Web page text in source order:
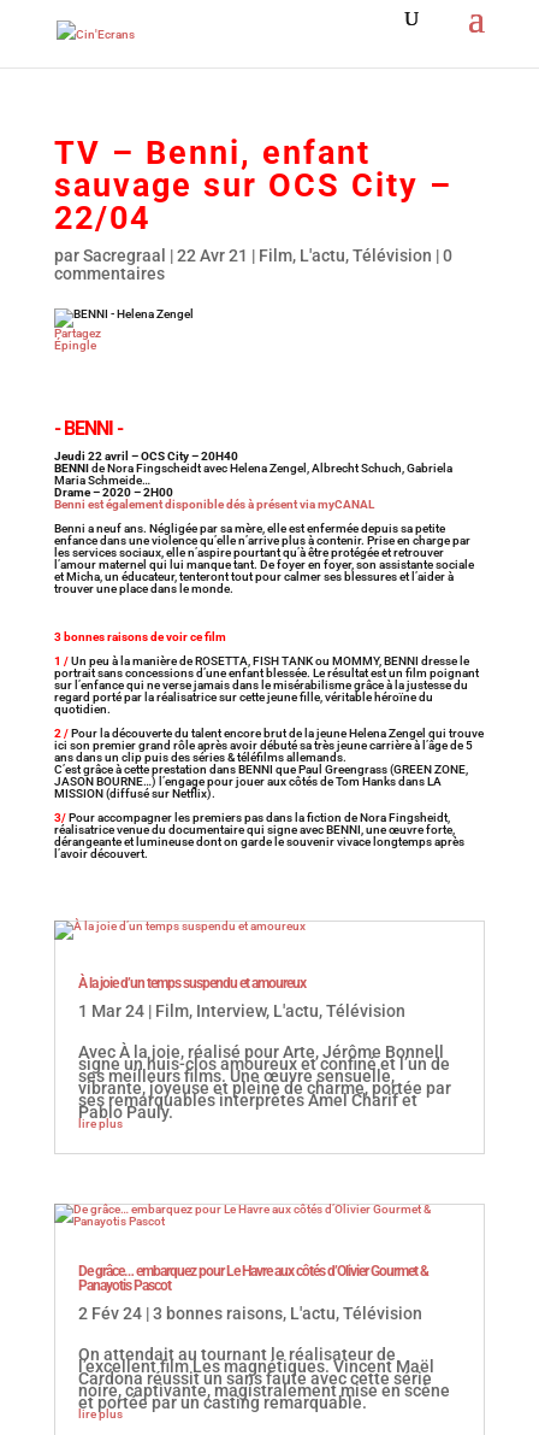
TV – Benni, enfant
sauvage sur OCS City –
22/04
parSacregraal |22 Avr 21 | Film, L'actu,Télévision |0
commentaires
Partagez
Épingle
- BENNI -
Jeudi 22 avril – OCS City – 20H40
BENNIde Nora Fingscheidt avec Helena Zengel, Albrecht Schuch, Gabriela
Maria Schmeide…
Drame – 2020 – 2H00
Benni est également disponible dés à présent via myCANAL
Benni a neuf ans. Négligée par sa mère, elle est enfermée depuis sa petite
enfance dans une violence qu’elle n’arrive plus à contenir. Prise en charge par
les services sociaux, elle n’aspire pourtant qu’à être protégée et retrouver
l’amour maternel qui lui manque tant. De foyer en foyer, son assistante sociale
et Micha, un éducateur, tenteront tout pour calmer ses blessures et l’aider à
trouver une place dans le monde.
3 bonnes raisons de voir ce film
1 /Un peu à la manière de ROSETTA, FISH TANK ou MOMMY, BENNI dresse le
portrait sans concessions d’une enfant blessée. Le résultat est un film poignant
sur l’enfance qui ne verse jamais dans le misérabilisme grâce à la justesse du
regard porté par la réalisatrice sur cette jeune fille, véritable héroïne du
quotidien.
2 /Pour la découverte du talent encore brut de la jeune Helena Zengel qui trouve
ici son premier grand rôle après avoir débuté sa très jeune carrière à l’âge de 5
ans dans un clip puis des séries & téléfilms allemands.
C’est grâce à cette prestation dans BENNI que Paul Greengrass (GREEN ZONE,
JASON BOURNE…) l’engage pour jouer aux côtés de Tom Hanks dans LA
MISSION (diffusé sur Netflix).
3/Pour accompagner les premiers pas dans la fiction de Nora Fingsheidt,
réalisatrice venue du documentaire qui signe avec BENNI, une œuvre forte,
dérangeante et lumineuse dont on garde le souvenir vivace longtemps après
l’avoir découvert.
À la joie d’un temps suspendu et amoureux
1 Mar 24| Film, Interview, L'actu,Télévision
Avec À la joie, réalisé pour Arte, Jérôme Bonnell
signe un huis-clos amoureux et confiné et l’un de
ses meilleurs films. Une œuvre sensuelle,
vibrante, joyeuse et pleine de charme, portée par
ses remarquables interprètes Amel Charif et
Pablo Pauly.
lire plus
De grâce… embarquez pour Le Havre aux côtés d’Olivier Gourmet &
Panayotis Pascot
2 Fév 24|3 bonnes raisons, L'actu,Télévision
On attendait au tournant le réalisateur de
l’excellent film Les magnétiques. Vincent Maël
Cardona réussit un sans faute avec cette série
noire, captivante, magistralement mise en scène
et portée par un casting remarquable.
lire plus